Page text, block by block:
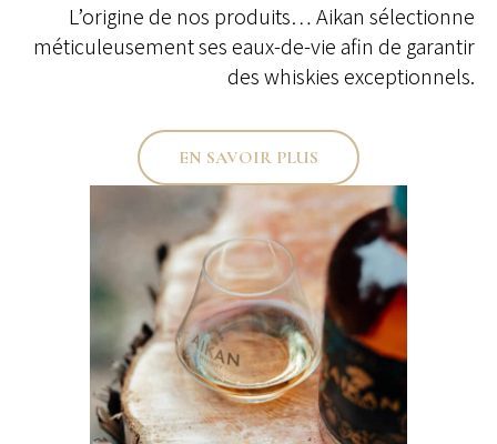
L’origine de nos produits… Aikan sélectionne
méticuleusement ses eaux-de-vie afin de garantir
des whiskies exceptionnels.
EN SAVOIR PLUS